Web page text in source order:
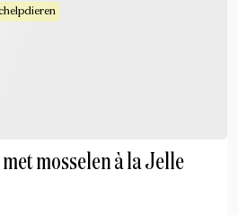
mosselen à la Jelle